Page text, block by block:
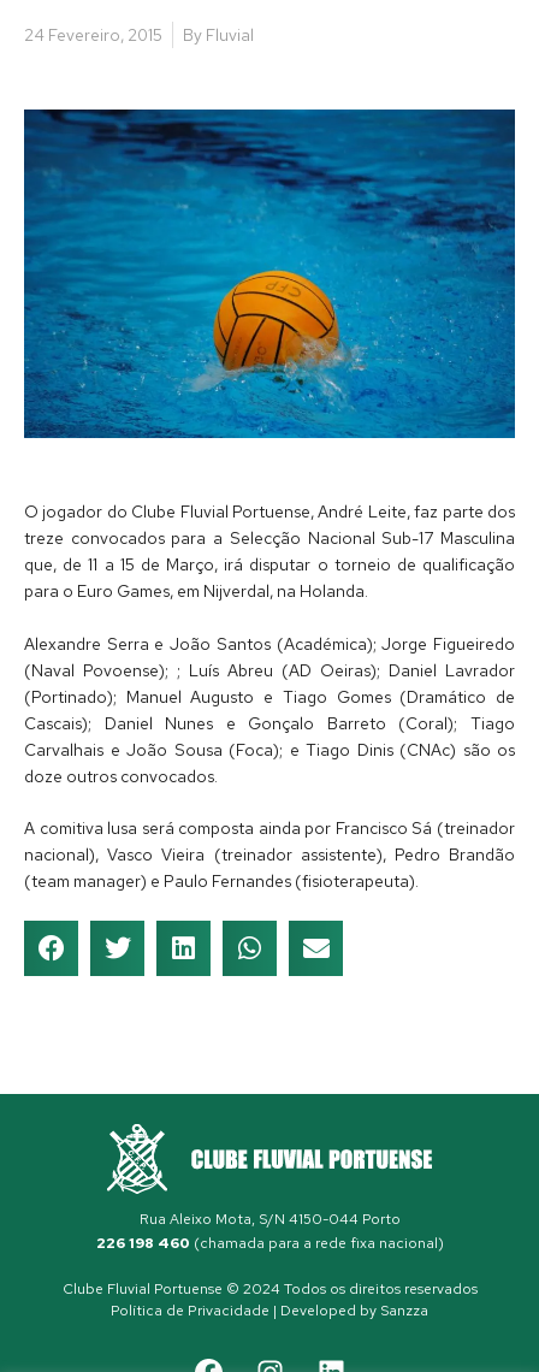
24 Fevereiro, 2015 By Fluvial
O jogador do Clube Fluvial Portuense, André Leite, faz parte dos
treze convocados para a Selecção Nacional Sub-17 Masculina
que, de 11 a 15 de Março, irá disputar o torneio de qualificação
para o Euro Games, em Nijverdal, na Holanda.
Alexandre Serra e João Santos (Académica); Jorge Figueiredo
(Naval Povoense); ; Luís Abreu (AD Oeiras); Daniel Lavrador
(Portinado); Manuel Augusto e Tiago Gomes (Dramático de
Cascais); Daniel Nunes e Gonçalo Barreto (Coral); Tiago
Carvalhais e João Sousa (Foca); e Tiago Dinis (CNAc) são os
doze outros convocados.
A comitiva lusa será composta ainda por Francisco Sá (treinador
nacional), Vasco Vieira (treinador assistente), Pedro Brandão
(team manager) e Paulo Fernandes (fisioterapeuta).
Rua Aleixo Mota, S/N 4150-044 Porto
226 198 460 (chamada para a rede fixa nacional)
Clube Fluvial Portuense © 2024 Todos os direitos reservados
Política de Privacidade | Developed by Sanzza